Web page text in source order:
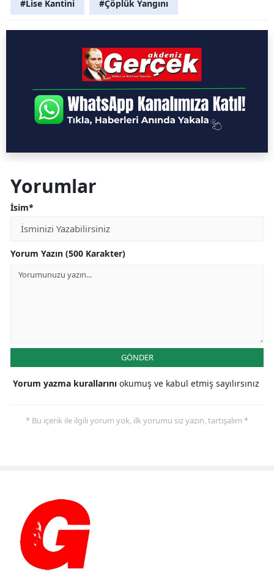
#Lise Kantini #Çöplük Yangını
Yorumlar
İsim*
Yorum Yazın (500 Karakter)
GÖNDER
Yorum yazma kurallarını okumuş ve kabul etmiş sayılırsınız
* Bu içerik ile ilgili yorum yok, ilk yorumu siz yazın, tartışalım *